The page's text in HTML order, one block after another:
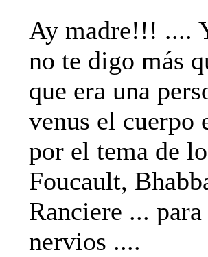
Ay madre!!! ....
no te digo más
que era una
venus el cuerpo
por el tema de
Foucault,
Ranciere ...
nervios ....